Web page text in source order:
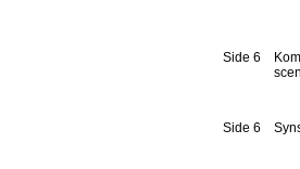
Side 6
Side 6